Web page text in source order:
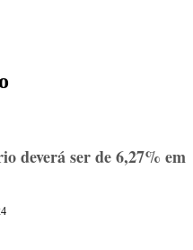
deverá ser de 6,27% em